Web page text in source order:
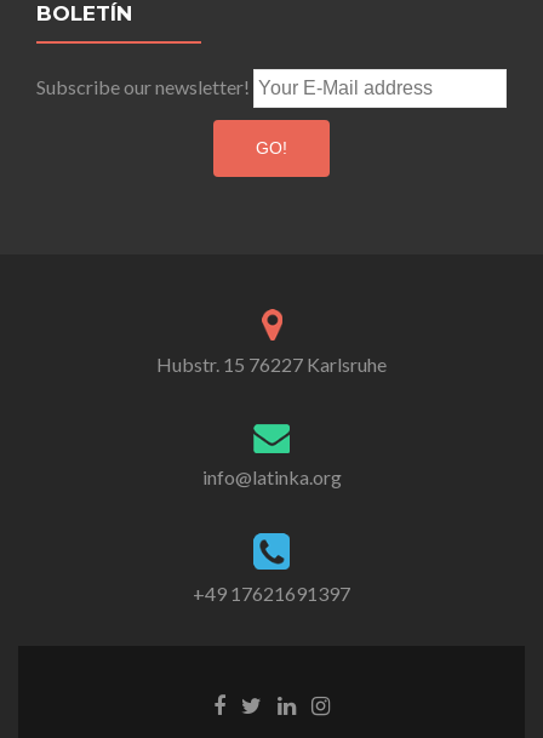
BOLETÍN
Subscribe our newsletter!
Hubstr. 15 76227 Karlsruhe
info@latinka.org
+49 17621691397